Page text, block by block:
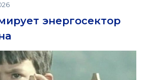
энергосектор